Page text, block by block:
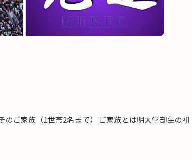
ご家族（1世帯2名まで） ご家族とは明大学部生の祖